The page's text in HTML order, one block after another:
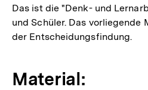
Das ist die "Denk- und
und Schüler. Das vorliegende
der Entscheidungsfindung.
Material: